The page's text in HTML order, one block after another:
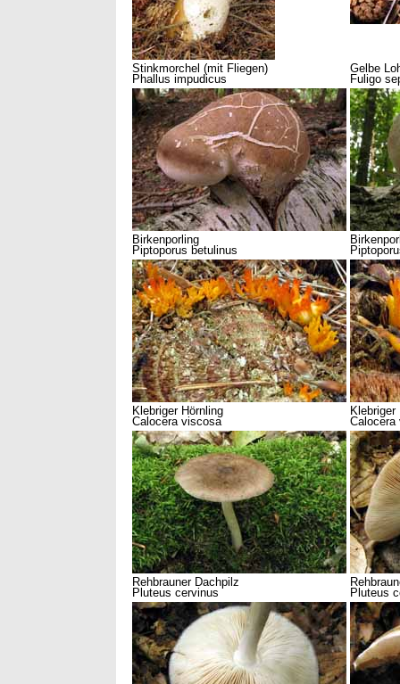
Stinkmorchel (mit Fliegen)
Phallus impudicus
Gelbe
Fuligo
Birkenporling
Piptoporus betulinus
Klebriger Hörnling
Calocera viscosa
Klebriger
Calocera
Rehbrauner Dachpilz
Pluteus cervinus
Pluteus